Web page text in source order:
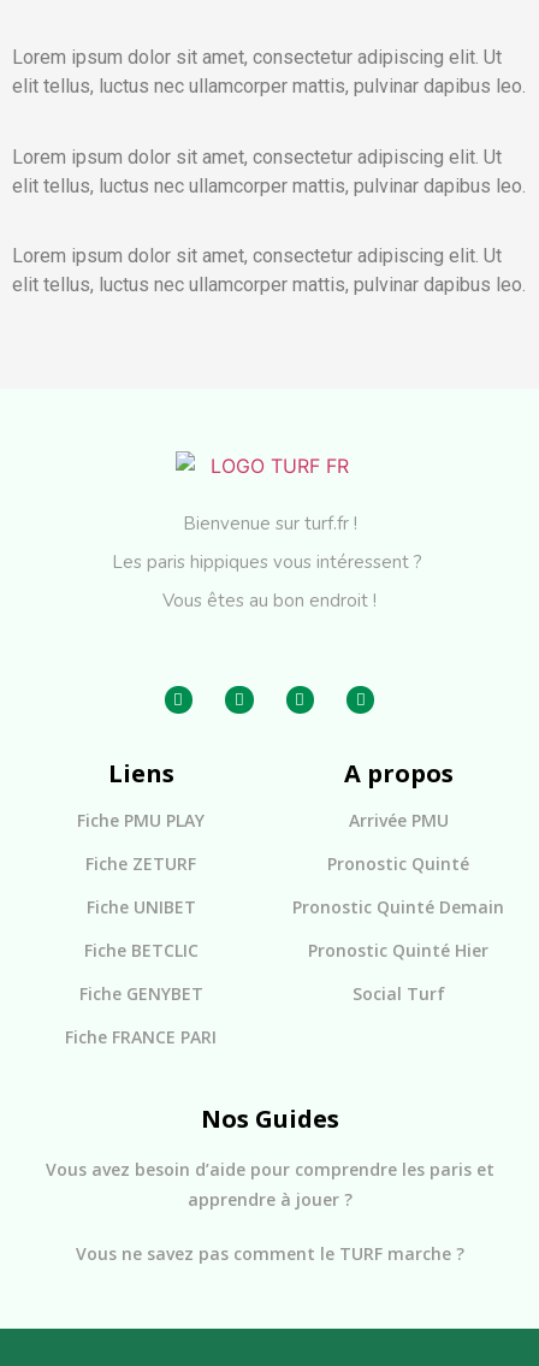
Lorem ipsum dolor sit amet, consectetur adipiscing elit. Ut
elit tellus, luctus nec ullamcorper mattis, pulvinar dapibus leo.
Lorem ipsum dolor sit amet, consectetur adipiscing elit. Ut
elit tellus, luctus nec ullamcorper mattis, pulvinar dapibus leo.
Lorem ipsum dolor sit amet, consectetur adipiscing elit. Ut
elit tellus, luctus nec ullamcorper mattis, pulvinar dapibus leo.
Bienvenue sur turf.fr !
Les paris hippiques vous intéressent ?
Vous êtes au bon endroit !
Liens
Fiche PMU PLAY
Fiche ZETURF
Fiche UNIBET
Fiche BETCLIC
Fiche GENYBET
Fiche FRANCE PARI
A propos
Arrivée PMU
Pronostic Quinté
Pronostic Quinté Demain
Pronostic Quinté Hier
Social Turf
Nos Guides
Vous avez besoin d’aide pour comprendre les paris et
apprendre à jouer ?
Vous ne savez pas comment le TURF marche ?